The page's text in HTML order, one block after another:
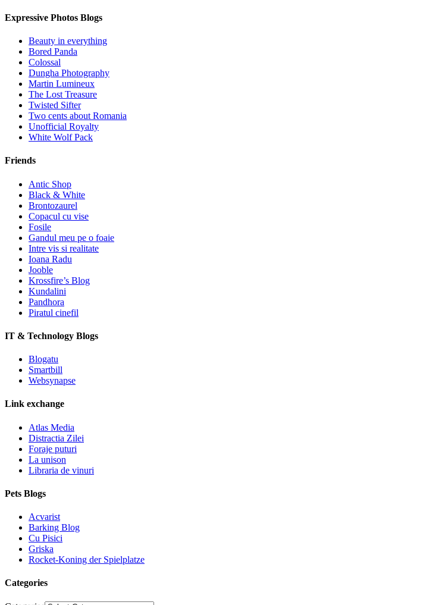
Expressive Photos Blogs
Beauty in everything
Bored Panda
Colossal
Dungha Photography
Martin Lumineux
The Lost Treasure
Twisted Sifter
Two cents about Romania
Unofficial Royalty
White Wolf Pack
Friends
Antic Shop
Black & White
Brontozaurel
Copacul cu vise
Fosile
Gandul meu pe o foaie
Intre vis si realitate
Ioana Radu
Jooble
Krossfire’s Blog
Kundalini
Pandhora
Piratul cinefil
IT & Technology Blogs
Blogatu
Smartbill
Websynapse
Link exchange
Atlas Media
Distractia Zilei
Foraje puturi
La unison
Libraria de vinuri
Pets Blogs
Acvarist
Barking Blog
Cu Pisici
Griska
Rocket-Koning der Spielplatze
Categories